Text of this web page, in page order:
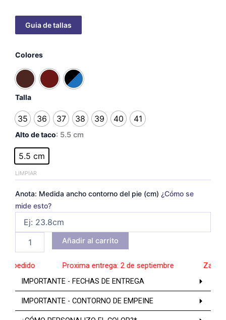
Colores
Talla
35 36 37 38 39 40 41
Alto de taco: 5.5 cm
5.5 cm
LIMPIAR
Anota: Medida ancho contorno del pie (cm) ¿Cómo se
mide esto?
cantidad
Añadir al carrito
pedido______ Proxima entrega: 2 de septiembre______
Zapatos
IMPORTANTE - FECHAS DE ENTREGA
IMPORTANTE - CONTORNO DE EMPEINE